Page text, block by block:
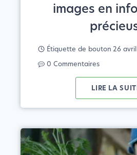
images en
Étiquette de bouton 26
0 Commentaires
LIRE LA